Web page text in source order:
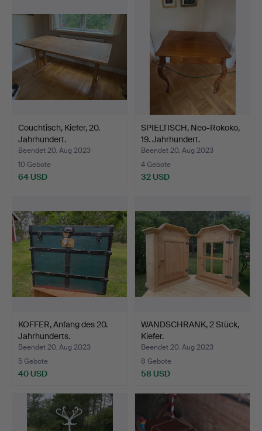
Couchtisch, Kiefer, 20.
Jahrhundert.
Beendet 20. Aug 2023
10 Gebote
64 USD
SPIELTISCH, Neo-Rokoko,
19. Jahrhundert.
Beendet 20. Aug 2023
4 Gebote
32 USD
KOFFER, Anfang des 20.
Jahrhunderts.
Beendet 20. Aug 2023
5 Gebote
40 USD
WANDSCHRANK, 2 Stück,
Kiefer.
Beendet 20. Aug 2023
8 Gebote
58 USD